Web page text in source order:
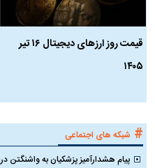
قیمت روز ارز‌های دیجیتال ۱۶ تیر
۱۴۰۵
# شبکه های اجتماعی
پیام هشدارآمیز پزشکیان به واشنگتن در